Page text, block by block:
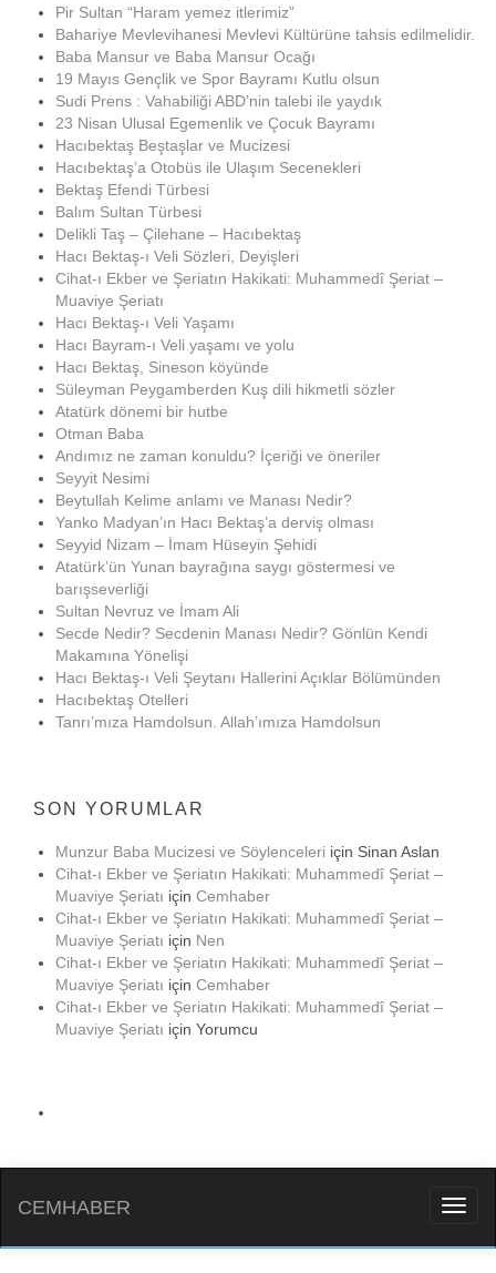
Pir Sultan “Haram yemez itlerimiz”
Bahariye Mevlevihanesi Mevlevi Kültürüne tahsis edilmelidir.
Baba Mansur ve Baba Mansur Ocağı
19 Mayıs Gençlik ve Spor Bayramı Kutlu olsun
Sudi Prens : Vahabiliği ABD’nin talebi ile yaydık
23 Nisan Ulusal Egemenlik ve Çocuk Bayramı
Hacıbektaş Beştaşlar ve Mucizesi
Hacıbektaş’a Otobüs ile Ulaşım Secenekleri
Bektaş Efendi Türbesi
Balım Sultan Türbesi
Delikli Taş – Çilehane – Hacıbektaş
Hacı Bektaş-ı Veli Sözleri, Deyişleri
Cihat-ı Ekber ve Şeriatın Hakikati: Muhammedî Şeriat –
Muaviye Şeriatı
Hacı Bektaş-ı Veli Yaşamı
Hacı Bayram-ı Veli yaşamı ve yolu
Hacı Bektaş, Sineson köyünde
Süleyman Peygamberden Kuş dili hikmetli sözler
Atatürk dönemi bir hutbe
Otman Baba
Andımız ne zaman konuldu? İçeriği ve öneriler
Seyyit Nesimi
Beytullah Kelime anlamı ve Manası Nedir?
Yanko Madyan’ın Hacı Bektaş’a derviş olması
Seyyid Nizam – İmam Hüseyin Şehidi
Atatürk’ün Yunan bayrağına saygı göstermesi ve
barışseverliği
Sultan Nevruz ve İmam Ali
Secde Nedir? Secdenin Manası Nedir? Gönlün Kendi
Makamına Yönelişi
Hacı Bektaş-ı Veli Şeytanı Hallerini Açıklar Bölümünden
Hacıbektaş Otelleri
Tanrı’mıza Hamdolsun. Allah’ımıza Hamdolsun
SON YORUMLAR
Munzur Baba Mucizesi ve Söylenceleri için Sinan Aslan
Cihat-ı Ekber ve Şeriatın Hakikati: Muhammedî Şeriat –
Muaviye Şeriatı için Cemhaber
Cihat-ı Ekber ve Şeriatın Hakikati: Muhammedî Şeriat –
Muaviye Şeriatı için Nen
Cihat-ı Ekber ve Şeriatın Hakikati: Muhammedî Şeriat –
Muaviye Şeriatı için Cemhaber
Cihat-ı Ekber ve Şeriatın Hakikati: Muhammedî Şeriat –
Muaviye Şeriatı için Yorumcu
CEMHABER